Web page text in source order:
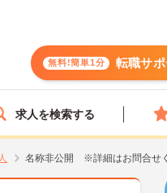
無料!簡単1分 転職サ
求人を検索する
名称非公開 ※詳細はお問合せ